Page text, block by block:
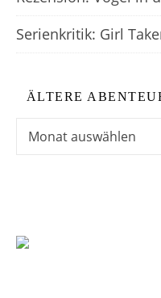
Serienkritik: Girl
ÄLTERE